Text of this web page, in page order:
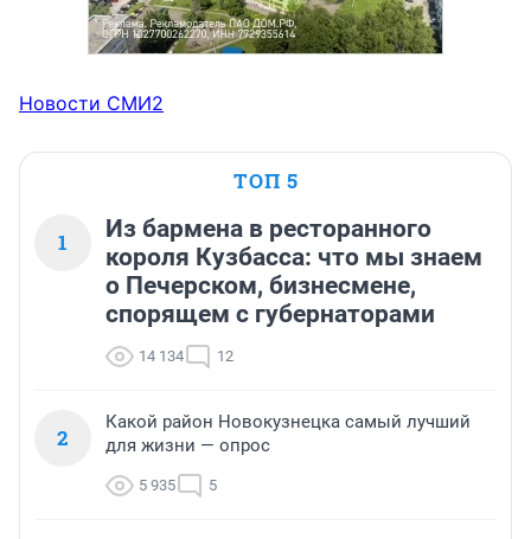
Новости СМИ2
ТОП 5
1
Из бармена в ресторанного
короля Кузбасса: что мы знаем
о Печерском, бизнесмене,
спорящем с губернаторами
14 134 12
2
Какой район Новокузнецка самый лучший
для жизни — опрос
5 935 5